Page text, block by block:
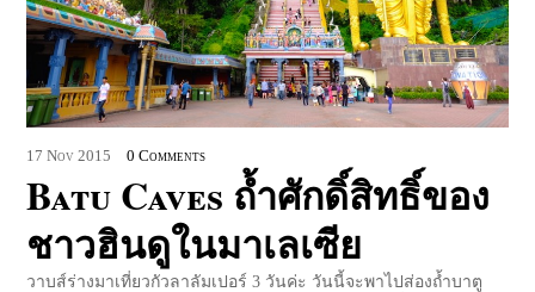
17 Nov 2015 0 Comments
Batu Caves ถ้ำศักดิ์สิทธิ์ของ
ชาวฮินดูในมาเลเซีย
วาบส์ร่างมาเที่ยวกัวลาลัมเปอร์ 3 วันค่ะ วันนี้จะพาไปส่องถ้ำบาตู